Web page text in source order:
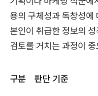
용의 구체성과 독창성에
본인이 취급한 정보의
검토를 거치는 과정이
구분 판단 기준